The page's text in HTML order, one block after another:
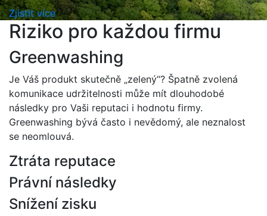
Zjistit více
Riziko pro každou firmu
Greenwashing
Je Váš produkt skutečně „zelený“? Špatně zvolená
komunikace udržitelnosti může mít dlouhodobé
následky pro Vaši reputaci i hodnotu firmy.
Greenwashing bývá často i nevědomý, ale neznalost
se neomlouvá.
Ztráta reputace​
Právní následky​
Snížení zisku​